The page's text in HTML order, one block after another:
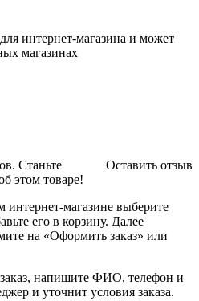
интернет-магазина и может
магазинах
Оставить отзыв
Станьте
этом товаре!
магазине выберите
его в корзину. Далее
на «Оформить заказ» или
напишите ФИО, телефон и
и уточнит условия заказа.